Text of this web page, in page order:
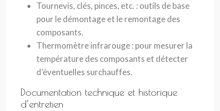
Tournevis, clés, pinces, etc. : outils de base
pour le démontage et le remontage des
composants.
Thermomètre infrarouge : pour mesurer la
température des composants et détecter
d’éventuelles surchauffes.
Documentation technique et historique
d’entretien